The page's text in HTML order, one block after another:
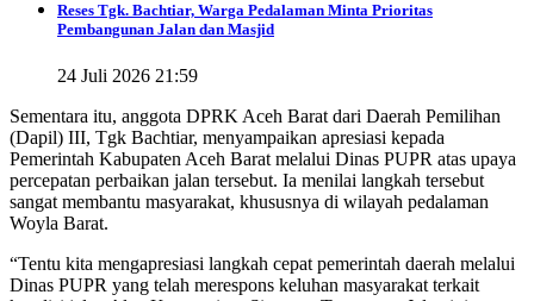
Reses Tgk. Bachtiar, Warga Pedalaman Minta Prioritas
Pembangunan Jalan dan Masjid
24 Juli 2026 21:59
Sementara itu, anggota DPRK Aceh Barat dari Daerah Pemilihan
(Dapil) III, Tgk Bachtiar, menyampaikan apresiasi kepada
Pemerintah Kabupaten Aceh Barat melalui Dinas PUPR atas upaya
percepatan perbaikan jalan tersebut. Ia menilai langkah tersebut
sangat membantu masyarakat, khususnya di wilayah pedalaman
Woyla Barat.
“Tentu kita mengapresiasi langkah cepat pemerintah daerah melalui
Dinas PUPR yang telah merespons keluhan masyarakat terkait